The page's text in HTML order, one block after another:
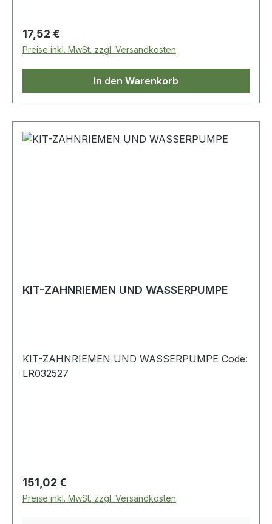
Regulärer Preis:
17,52 €
Preise inkl. MwSt. zzgl. Versandkosten
In den Warenkorb
KIT-ZAHNRIEMEN UND WASSERPUMPE
KIT-ZAHNRIEMEN UND WASSERPUMPE Code:
LR032527
Regulärer Preis:
151,02 €
Preise inkl. MwSt. zzgl. Versandkosten